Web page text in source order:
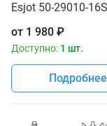
Esjot 50-29010-16S
от 1 980 ₽
Доступно: 1 шт.
Подробнее